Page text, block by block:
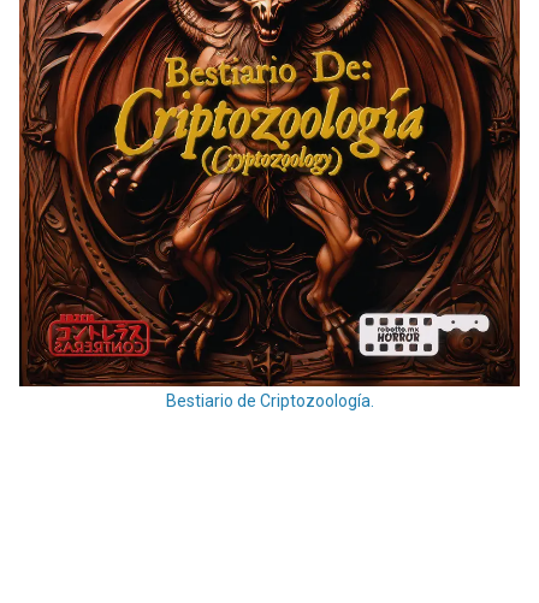
Bestiario de Criptozoología.